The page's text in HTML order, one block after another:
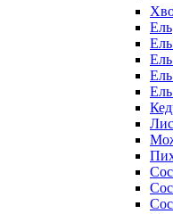
Ель
Ель